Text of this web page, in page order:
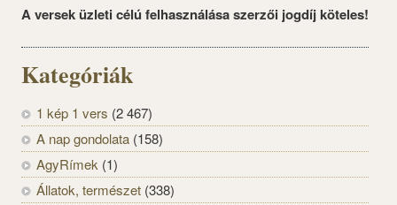
A versek üzleti célú felhasználása szerzői jogdíj köteles!
Kategóriák
1 kép 1 vers (2 467)
A nap gondolata (158)
AgyRímek (1)
Állatok, természet (338)